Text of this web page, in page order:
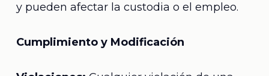
y pueden afectar la custodia o el empleo.
Cumplimiento y Modificación